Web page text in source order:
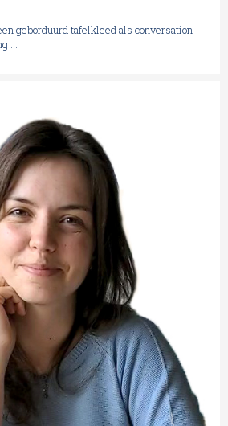
geborduurd tafelkleed als conversation
...